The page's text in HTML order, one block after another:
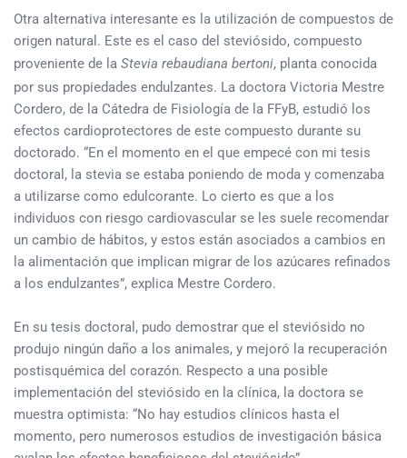
Otra alternativa interesante es la utilización de compuestos de
origen natural. Este es el caso del steviósido, compuesto
proveniente de la Stevia rebaudiana bertoni, planta conocida
por sus propiedades endulzantes. La doctora Victoria Mestre
Cordero, de la Cátedra de Fisiología de la FFyB, estudió los
efectos cardioprotectores de este compuesto durante su
doctorado. “En el momento en el que empecé con mi tesis
doctoral, la stevia se estaba poniendo de moda y comenzaba
a utilizarse como edulcorante. Lo cierto es que a los
individuos con riesgo cardiovascular se les suele recomendar
un cambio de hábitos, y estos están asociados a cambios en
la alimentación que implican migrar de los azúcares refinados
a los endulzantes”, explica Mestre Cordero.
En su tesis doctoral, pudo demostrar que el steviósido no
produjo ningún daño a los animales, y mejoró la recuperación
postisquémica del corazón. Respecto a una posible
implementación del steviósido en la clínica, la doctora se
muestra optimista: “No hay estudios clínicos hasta el
momento, pero numerosos estudios de investigación básica